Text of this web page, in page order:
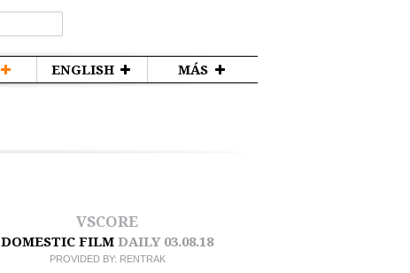
ENGLISH MÁS
VSCORE
DOMESTIC FILM DAILY 03.08.18
PROVIDED BY: RENTRAK